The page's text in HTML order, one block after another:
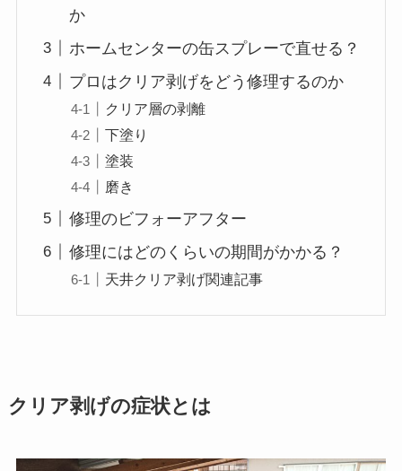
か
ホームセンターの缶スプレーで直せる？
プロはクリア剥げをどう修理するのか
クリア層の剥離
下塗り
塗装
磨き
修理のビフォーアフター
修理にはどのくらいの期間がかかる？
天井クリア剥げ関連記事
クリア剥げの症状とは